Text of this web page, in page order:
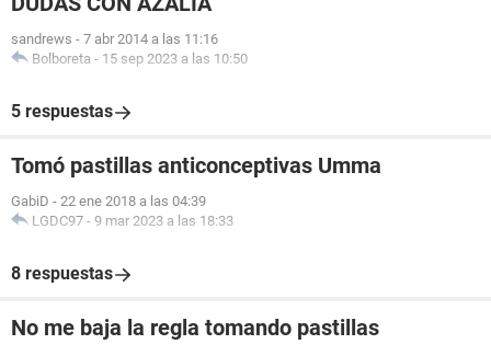
sandrews - 7 abr 2014 a las 11:16
Bolboreta - 15 sep 2023 a las 10:50
5 respuestas
Tomó pastillas anticonceptivas Umma
GabiD - 22 ene 2018 a las 04:39
LGDC97 - 9 mar 2023 a las 18:33
8 respuestas
No me baja la regla tomando pastillas